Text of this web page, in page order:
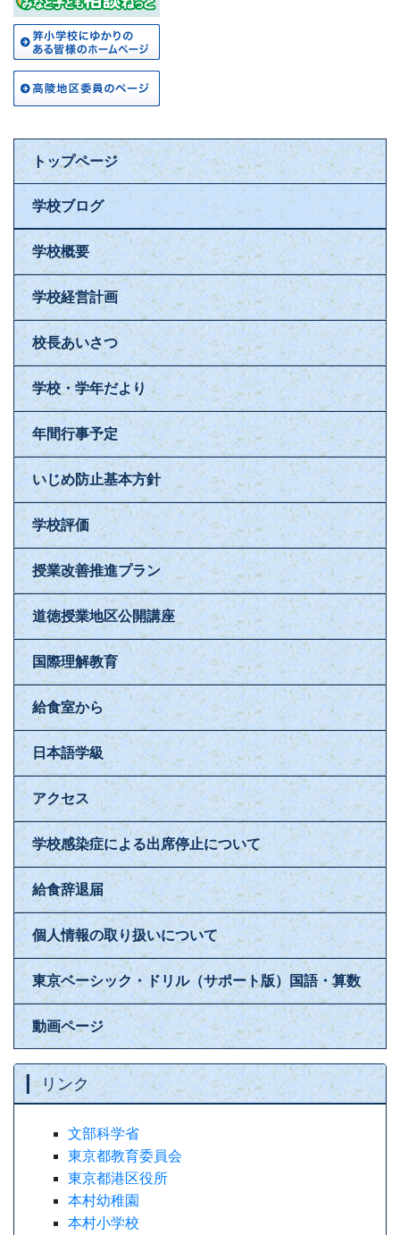
トップページ
学校ブログ
学校概要
学校経営計画
校長あいさつ
学校・学年だより
年間行事予定
いじめ防止基本方針
学校評価
授業改善推進プラン
道徳授業地区公開講座
国際理解教育
給食室から
日本語学級
アクセス
学校感染症による出席停止について
給食辞退届
個人情報の取り扱いについて
東京ベーシック・ドリル（サポート版）国語・算数
動画ページ
リンク
文部科学省
東京都教育委員会
東京都港区役所
本村幼稚園
本村小学校